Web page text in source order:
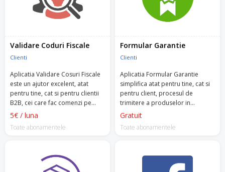
Validare Coduri Fiscale
Clienti
Aplicatia Validare Cosuri Fiscale
este un ajutor excelent, atat
pentru tine, cat si pentru clientii
B2B, cei care fac comenzi pe
firma.
5€ / luna
Toate abonamentele
Formular Garantie
Clienti
Aplicatia Formular Garantie
simplifica atat pentru tine, cat si
pentru client, procesul de
trimitere a produselor in
garantie.
Gratuit
Toate abonamentele